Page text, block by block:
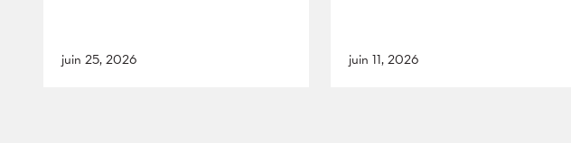
juin 25, 2026 juin 11, 2026